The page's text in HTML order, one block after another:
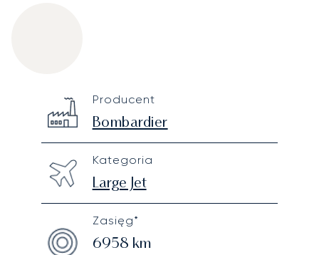
Technical specifications
Producent
Bombardier
Kategoria
Large Jet
Zasięg*
6958 km